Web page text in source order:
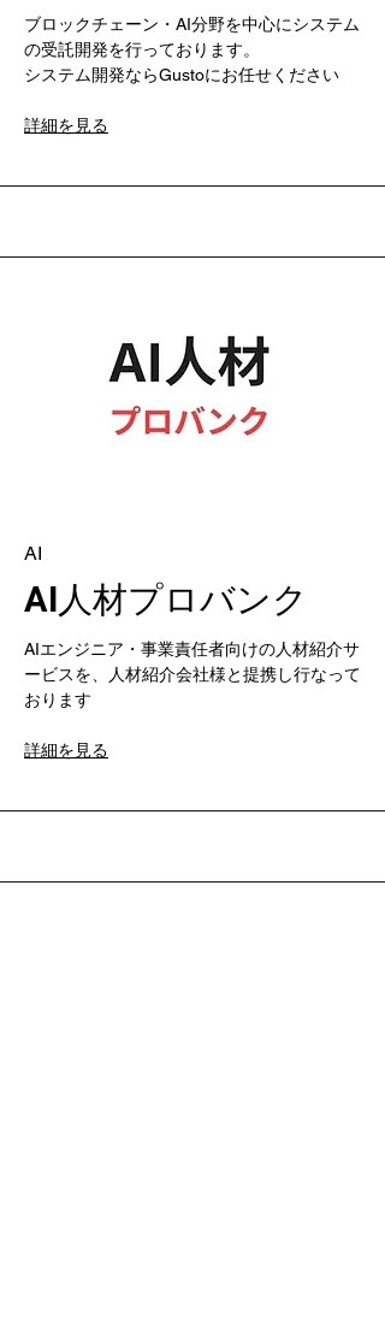
ブロックチェーン・AI分野を中心にシステム
の受託開発を行っております。
​システム開発ならGustoにお任せください
詳細を見る
AI
​AI人材プロバンク
AIエンジニア・事業責任者向けの人材紹介サ
ービスを、人材紹介会社様と提携し行なって
おります
​詳細を見る